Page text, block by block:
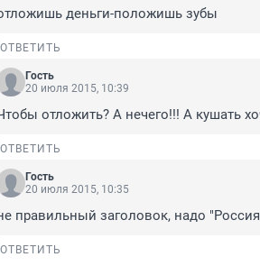
деньги-положишь зубы
ОТВЕТИТЬ
Гость
20 июля 2015, 10:39
отложить? А нечего!!! А кушать
ОТВЕТИТЬ
Гость
20 июля 2015, 10:35
правильный заголовок, надо
ОТВЕТИТЬ